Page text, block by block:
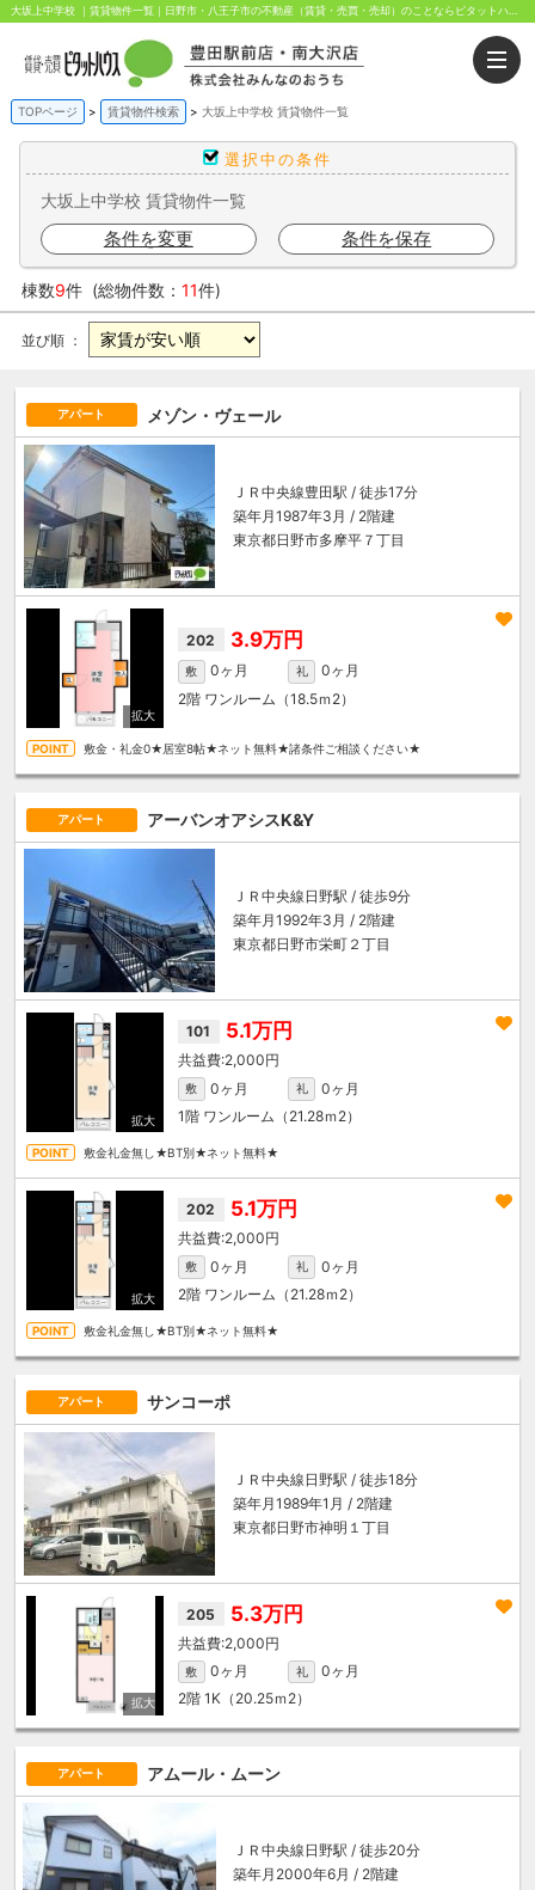
大坂上中学校 ｜賃貸物件一覧｜日野市・八王子市の不動産（賃貸・売買・売却）のことならピタットハウス豊田駅前・南大沢店にお任せください。豊田駅前と南大沢駅前から歩いてすぐ！
TOPページ 賃貸物件検索 大坂上中学校 賃貸物件一覧
選択中の条件
大坂上中学校 賃貸物件一覧
条件を変更 条件を保存
棟数9件 (総物件数： 11件)
並び順 ：
アパート メゾン・ヴェール
ＪＲ中央線豊田駅 / 徒歩17分
築年月1987年3月 / 2階建
東京都日野市多摩平７丁目
202 3.9万円
敷 0ヶ月 礼
0ヶ月
2階 ワンルーム（18.5ｍ 2）
敷金・礼金0★居室8帖★ネット無料★諸条件ご相談ください★
アパート アーバンオアシスK&Y
ＪＲ中央線 日野駅 / 徒歩9分
築年月1992年3月 / 2階建
東京都日野市栄町２丁目
101 5.1万円
2,000円
敷 0ヶ月 礼
0ヶ月
1階 ワンルーム（21.28ｍ 2）
敷金礼金無し★BT別★ネット無料★
202 5.1万円
2,000円
敷 0ヶ月 礼
0ヶ月
2階 ワンルーム（21.28ｍ 2）
敷金礼金無し★BT別★ネット無料★
アパート サンコーポ
ＪＲ中央線 日野駅 / 徒歩18分
築年月1989年1月 / 2階建
東京都日野市神明１丁目
205 5.3万円
2,000円
敷 0ヶ月 礼
0ヶ月
2階 1K（20.25ｍ 2）
アパート アムール・ムーン
ＪＲ中央線 日野駅 / 徒歩20分
築年月2000年6月 / 2階建